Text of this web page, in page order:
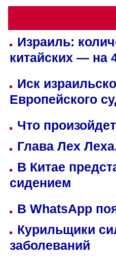
Израиль:
китайских — на
Иск
Европейского
Что
Глава Лех
В Китае
сидением
В WhatsApp
Курильщики
заболеваний